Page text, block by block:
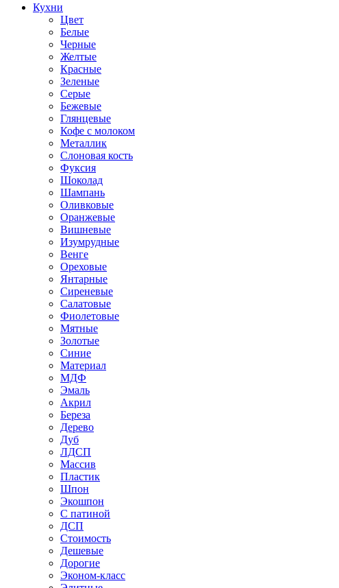
Кухни
Цвет
Белые
Черные
Желтые
Красные
Зеленые
Серые
Бежевые
Глянцевые
Кофе с молоком
Металлик
Слоновая кость
Фуксия
Шоколад
Шампань
Оливковые
Оранжевые
Вишневые
Изумрудные
Венге
Ореховые
Янтарные
Сиреневые
Салатовые
Фиолетовые
Мятные
Золотые
Синие
Материал
МДФ
Эмаль
Акрил
Береза
Дерево
Дуб
ЛДСП
Массив
Пластик
Шпон
Экошпон
С патиной
ДСП
Стоимость
Дешевые
Дорогие
Эконом-класс